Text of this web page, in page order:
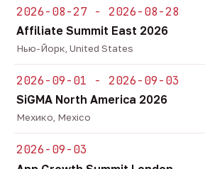
2026-08-27 - 2026-08-28
Affiliate Summit East 2026
Нью-Йорк, United States
2026-09-01 - 2026-09-03
SiGMA North America 2026
Мехико, Mexico
2026-09-03